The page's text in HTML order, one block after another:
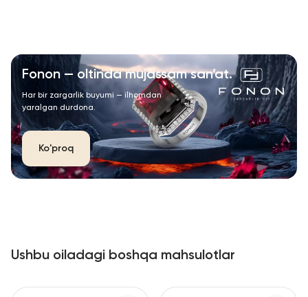
Fonon — oltinda mujassam san’at.
Har bir zargarlik buyumi — ilhomdan
yaralgan durdona.
Ko'proq
Ushbu oiladagi boshqa mahsulotlar